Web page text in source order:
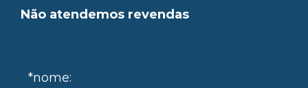
Não atendemos revendas
*nome: